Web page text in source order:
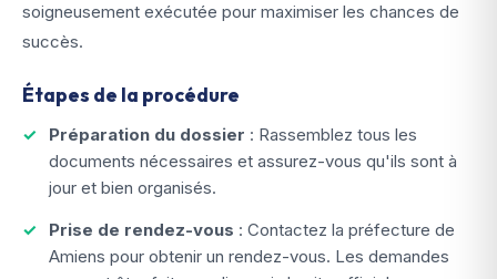
soigneusement exécutée pour maximiser les chances de
succès.
Étapes de la procédure
Préparation du dossier : Rassemblez tous les
documents nécessaires et assurez-vous qu'ils sont à
jour et bien organisés.
Prise de rendez-vous : Contactez la préfecture de
Amiens pour obtenir un rendez-vous. Les demandes